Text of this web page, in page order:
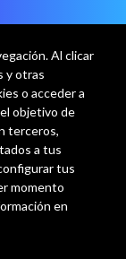
Al clicar
y otras
o acceder a
objetivo de
terceros,
a tus
tus
momento
en